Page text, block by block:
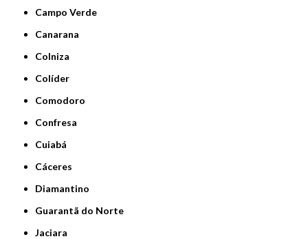
Campo Verde
Canarana
Colniza
Colíder
Comodoro
Confresa
Cuiabá
Cáceres
Diamantino
Guarantã do Norte
Jaciara